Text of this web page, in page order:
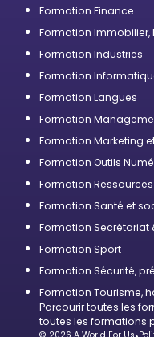
Formation Finance
Formation Immobilier,
Formation Industries
Formation
Formation Langues
Formation
Formation Marketing
Formation Outils
Formation
Formation Santé et
Formation Secrétariat
Formation Sport
Formation Sécurité,
Formation Tourisme,
Parcourir toutes les
toutes les formations